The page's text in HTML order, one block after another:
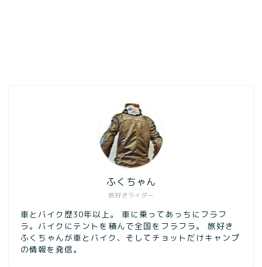
旅好きライダー
ふくちゃん
車とバイク歴30年以上。 車に乗ってあっちにフラフ
ラ。バイクにテントを積んで全国をフラフラ。 旅好き
ふくちゃんが車とバイク、そしてチョットだけキャンプ
の情報を発信。